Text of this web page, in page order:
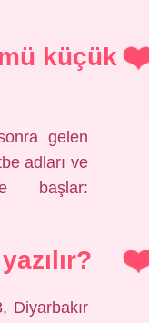
küçük
gelen
adları ve
başlar:
Diyarbakır